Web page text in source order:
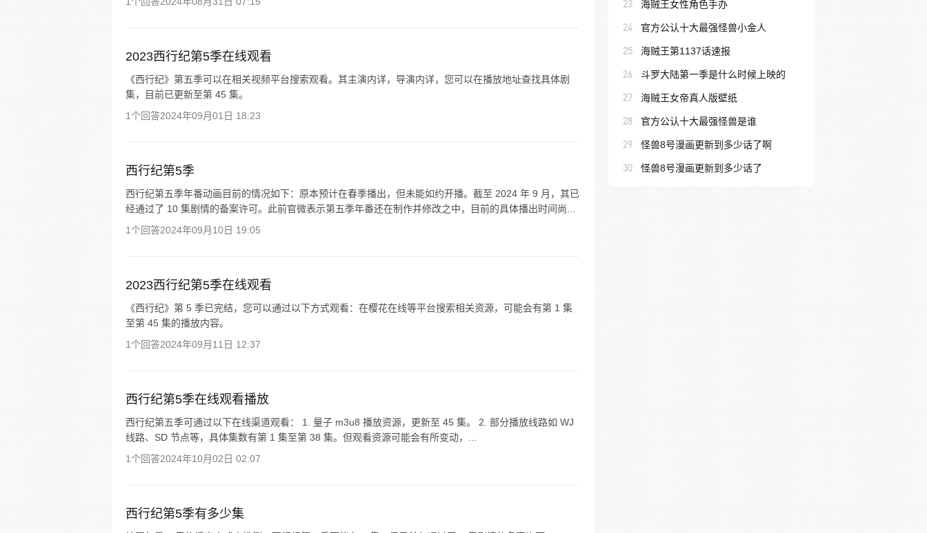
2023西行纪第5季在线观看
《西行纪》第五季可以在相关视频平台搜索观看。其主演内详，导演内详，您可以在播放地址查找具体剧
集，目前已更新至第 45 集。
1个回答2024年09月01日 18:23
西行纪第5季
西行纪第五季年番动画目前的情况如下：原本预计在春季播出，但未能如约开播。截至 2024 年 9 月，其已
经通过了 10 集剧情的备案许可。此前官微表示第五季年番还在制作并修改之中，目前的具体播出时间尚...
1个回答2024年09月10日 19:05
2023西行纪第5季在线观看
《西行纪》第 5 季已完结，您可以通过以下方式观看：在樱花在线等平台搜索相关资源，可能会有第 1 集
至第 45 集的播放内容。
1个回答2024年09月11日 12:37
西行纪第5季在线观看播放
西行纪第五季可通过以下在线渠道观看： 1. 量子 m3u8 播放资源，更新至 45 集。 2. 部分播放线路如 WJ
线路、SD 节点等，具体集数有第 1 集至第 38 集。但观看资源可能会有所变动，...
1个回答2024年10月02日 02:07
西行纪第5季有多少集
23 海贼王女性角色手办
24 官方公认十大最强怪兽小金人
25 海贼王第1137话速报
26 斗罗大陆第一季是什么时候上映的
27 海贼王女帝真人版壁纸
28 官方公认十大最强怪兽是谁
29 怪兽8号漫画更新到多少话了啊
30 怪兽8号漫画更新到多少话了